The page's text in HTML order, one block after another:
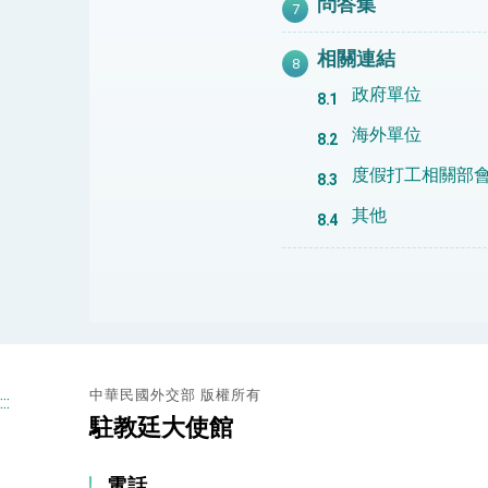
相關連結
政府單位
海外單位
度假打工相關部
其他
::: 中華民國外交部 版權所有
駐教廷大使館